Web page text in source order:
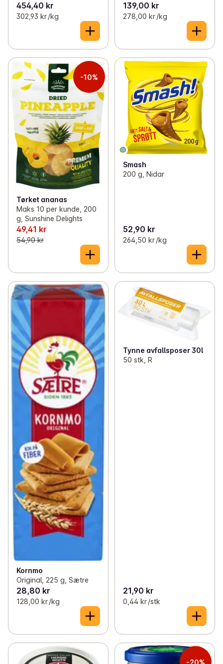
454,40 kr
302,93 kr /kg
139,00 kr
278,00 kr /kg
-10%
Tørket ananas
Maks 10 per kunde, 200
g, Sunshine Delights
49,41 kr
54,90 kr
Smash
200 g, Nidar
52,90 kr
264,50 kr /kg
Kornmo
Original, 225 g, Sætre
28,80 kr
128,00 kr /kg
Tynne avfallsposer 30l
50 stk, R
21,90 kr
0,44 kr /stk
-20%